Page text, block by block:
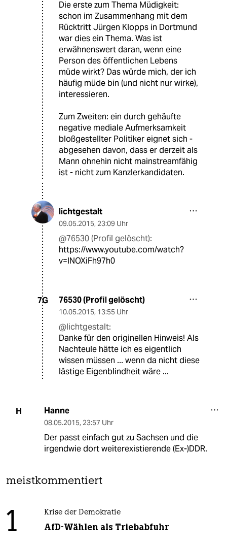
Die erste zum Thema Müdigkeit:
schon im Zusammenhang mit dem
Rücktritt Jürgen Klopps in Dortmund
war dies ein Thema. Was ist
erwähnenswert daran, wenn eine
Person des öffentlichen Lebens
müde wirkt? Das würde mich, der ich
häufig müde bin (und nicht nur wirke),
interessieren.
Zum Zweiten: ein durch gehäufte
negative mediale Aufmerksamkeit
bloßgestellter Politiker eignet sich -
abgesehen davon, dass er derzeit als
Mann ohnehin nicht mainstreamfähig
ist - nicht zum Kanzlerkandidaten.
lichtgestalt
09.05.2015, 23:09 Uhr
@76530 (Profil gelöscht):
https://www.youtube.com/watch?
v=lNOXiFh97h0
7G 76530 (Profil gelöscht)
10.05.2015, 13:55 Uhr
@lichtgestalt:
Danke für den originellen Hinweis! Als
Nachteule hätte ich es eigentlich
wissen müssen ... wenn da nicht diese
lästige Eigenblindheit wäre ...
H Hanne
08.05.2015, 23:57 Uhr
Der passt einfach gut zu Sachsen und die
irgendwie dort weiterexistierende (Ex-)DDR.
meistkommentiert
1 Krise der Demokratie
AfD-Wählen als Triebabfuhr